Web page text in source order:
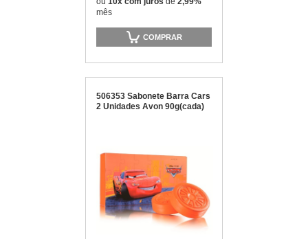
mês
COMPRAR
506353 Sabonete Barra Cars
2 Unidades Avon 90g(cada)